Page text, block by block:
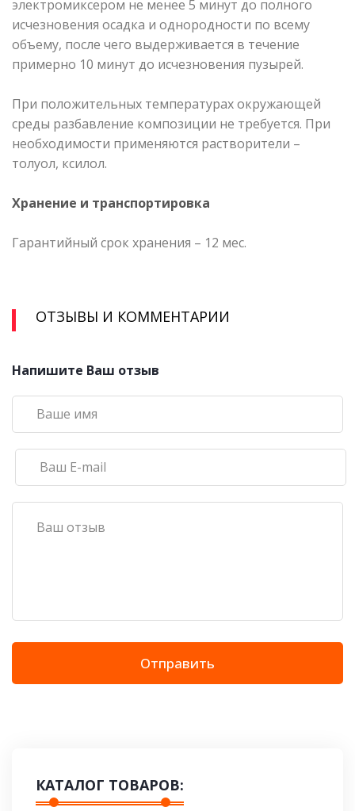
электромиксером не менее 5 минут до полного
исчезновения осадка и однородности по всему
объему, после чего выдерживается в течение
примерно 10 минут до исчезновения пузырей.
При положительных температурах окружающей
среды разбавление композиции не требуется. При
необходимости применяются растворители –
толуол, ксилол.
Хранение и транспортировка
Гарантийный срок хранения – 12 мес.
ОТЗЫВЫ И КОММЕНТАРИИ
Напишите Ваш отзыв
Отправить
КАТАЛОГ ТОВАРОВ: